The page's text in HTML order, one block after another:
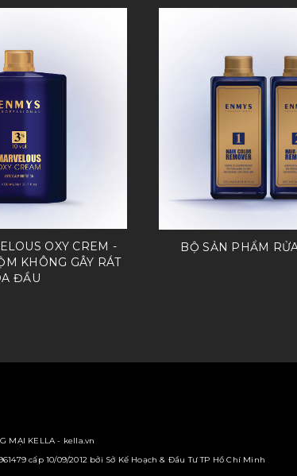
OXY CREM -
KHÔNG GÂY RÁT
ĐẦU
BỘ SẢN PHẨM
MẠI KELLA - kella.vn
cấp 10/09/2012 bởi Sở Kế Hoạch & Đầu Tư TP Hồ Chí Minh